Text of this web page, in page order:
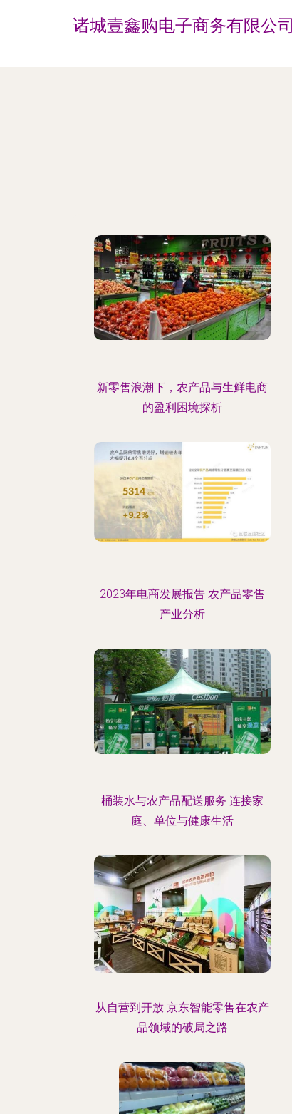
诸城壹鑫购电子商务有限公司
新零售浪潮下，农产品与生鲜电商
的盈利困境探析
2023年电商发展报告 农产品零售
产业分析
桶装水与农产品配送服务 连接家
庭、单位与健康生活
从自营到开放 京东智能零售在农产
品领域的破局之路